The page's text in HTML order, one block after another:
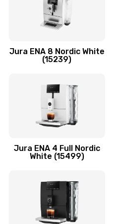
Jura ENA 8 Nordic White
(15239)
Jura ENA 4 Full Nordic
White (15499)